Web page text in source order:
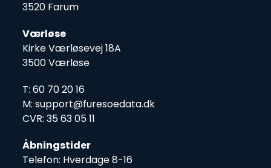
3520 Farum
Værløse
Kirke Værløsevej 18A
3500 Værløse
T: 60 70 20 16
M: support@furesoedata.dk
CVR: 35 63 05 11
Åbningstider
Telefon: Hverdage 8-16